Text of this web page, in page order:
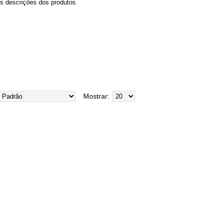
descrições dos produtos
Mostrar: